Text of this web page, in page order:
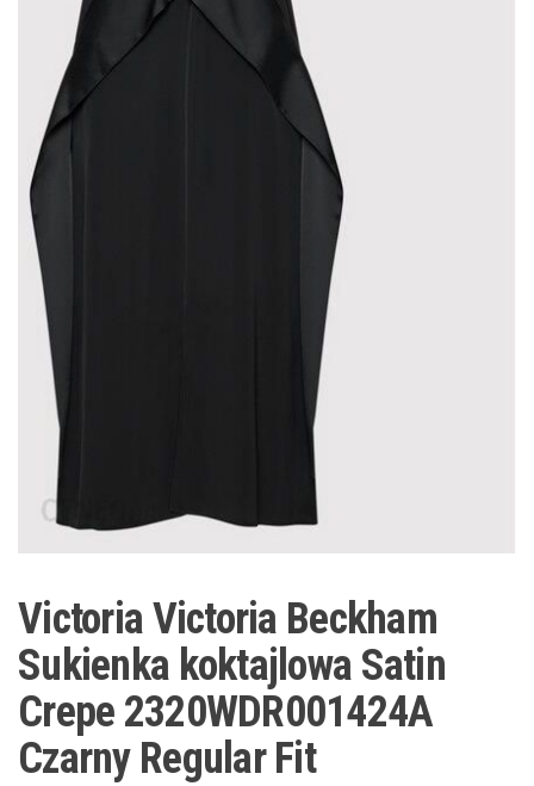
Victoria Victoria Beckham
Sukienka koktajlowa Satin
Crepe 2320WDR001424A
Czarny Regular Fit